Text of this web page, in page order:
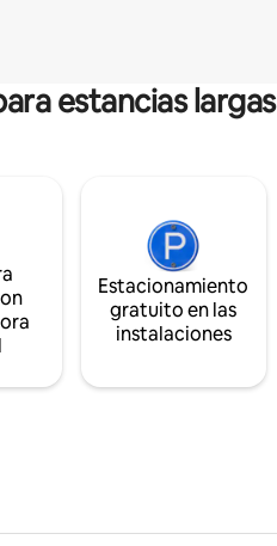
estancias largas
Estacionamiento
gratuito en las
instalaciones